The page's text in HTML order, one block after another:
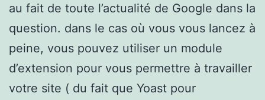
au fait de toute l’actualité de Google dans la
question. dans le cas où vous vous lancez à
peine, vous pouvez utiliser un module
d’extension pour vous permettre à travailler
votre site ( du fait que Yoast pour